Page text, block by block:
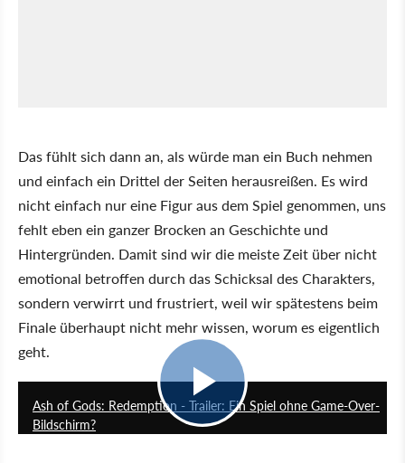
Das fühlt sich dann an, als würde man ein Buch nehmen
und einfach ein Drittel der Seiten herausreißen. Es wird
nicht einfach nur eine Figur aus dem Spiel genommen, uns
fehlt eben ein ganzer Brocken an Geschichte und
Hintergründen. Damit sind wir die meiste Zeit über nicht
emotional betroffen durch das Schicksal des Charakters,
sondern verwirrt und frustriert, weil wir spätestens beim
Finale überhaupt nicht mehr wissen, worum es eigentlich
geht.
Ash of Gods: Redemption - Trailer: Ein Spiel ohne Game-Over-
Bildschirm?